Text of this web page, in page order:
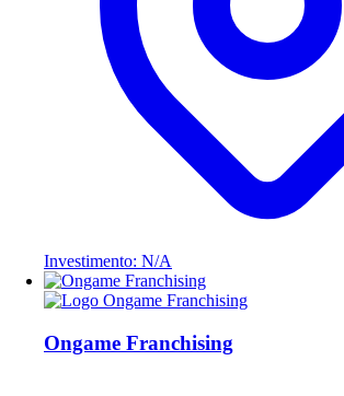
Investimento: N/A
Ongame Franchising